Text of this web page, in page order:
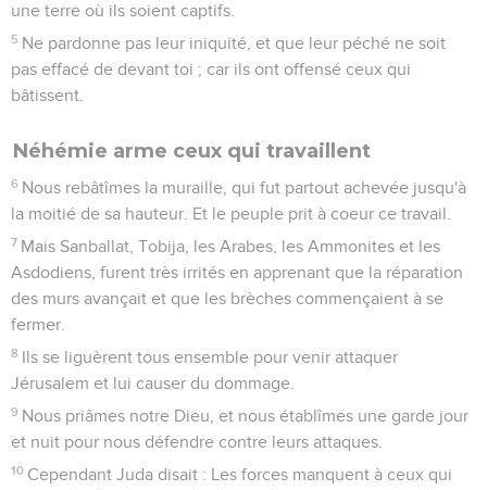
une terre où ils soient captifs.
5 Ne pardonne pas leur iniquité, et que leur péché ne soit
pas effacé de devant toi ; car ils ont offensé ceux qui
bâtissent.
Néhémie arme ceux qui travaillent
6 Nous rebâtîmes la muraille, qui fut partout achevée jusqu'à
la moitié de sa hauteur. Et le peuple prit à coeur ce travail.
7 Mais Sanballat, Tobija, les Arabes, les Ammonites et les
Asdodiens, furent très irrités en apprenant que la réparation
des murs avançait et que les brèches commençaient à se
fermer.
8 Ils se liguèrent tous ensemble pour venir attaquer
Jérusalem et lui causer du dommage.
9 Nous priâmes notre Dieu, et nous établîmes une garde jour
et nuit pour nous défendre contre leurs attaques.
10 Cependant Juda disait : Les forces manquent à ceux qui